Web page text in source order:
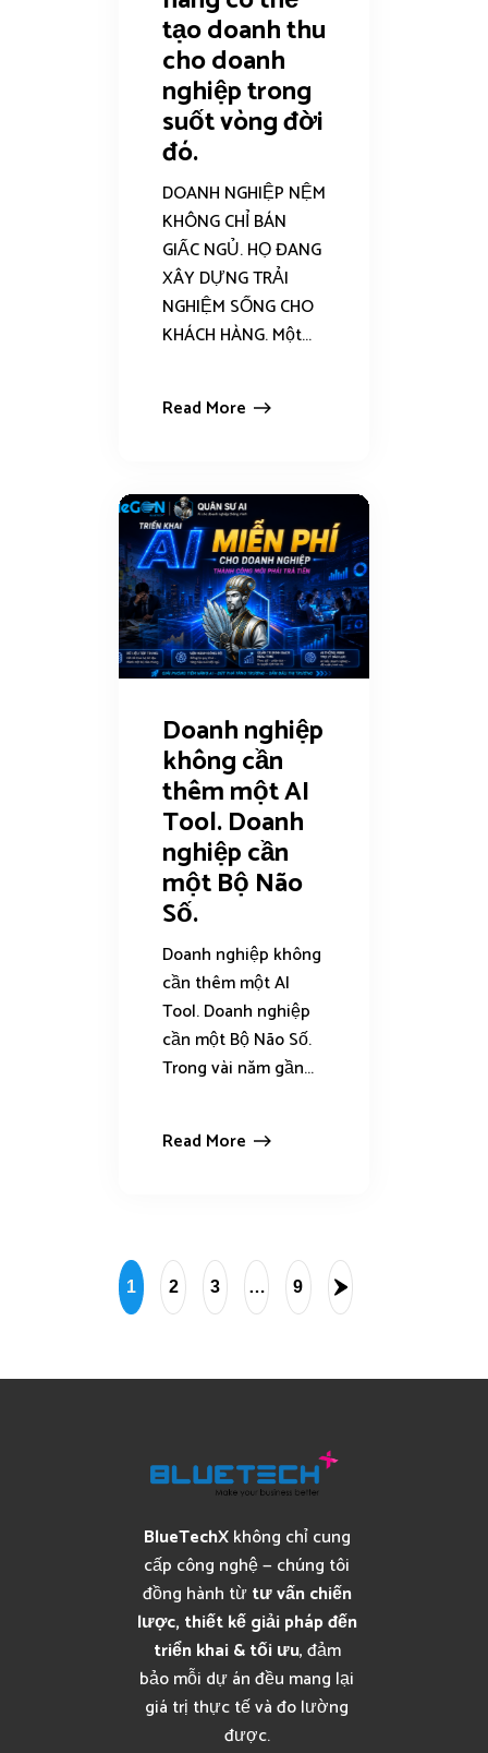
tạo doanh thu
cho doanh
nghiệp trong
suốt vòng đời
đó.
DOANH NGHIỆP NỆM
KHÔNG CHỈ BÁN
GIẤC NGỦ. HỌ ĐANG
XÂY DỰNG TRẢI
NGHIỆM SỐNG CHO
KHÁCH HÀNG. Một...
Read More
Doanh nghiệp
không cần
thêm một AI
Tool. Doanh
nghiệp cần
một Bộ Não
Số.
Doanh nghiệp không
cần thêm một AI
Tool. Doanh nghiệp
cần một Bộ Não Số.
Trong vài năm gần...
Read More
1 2 3 … 9
BlueTechXkhông chỉ cung
cấp công nghệ — chúng tôi
đồng hành từtư vấn chiến
lược, thiết kế giải pháp đến
triển khai & tối ưu, đảm
bảo mỗi dự án đều mang lại
giá trị thực tế và đo lường
được.